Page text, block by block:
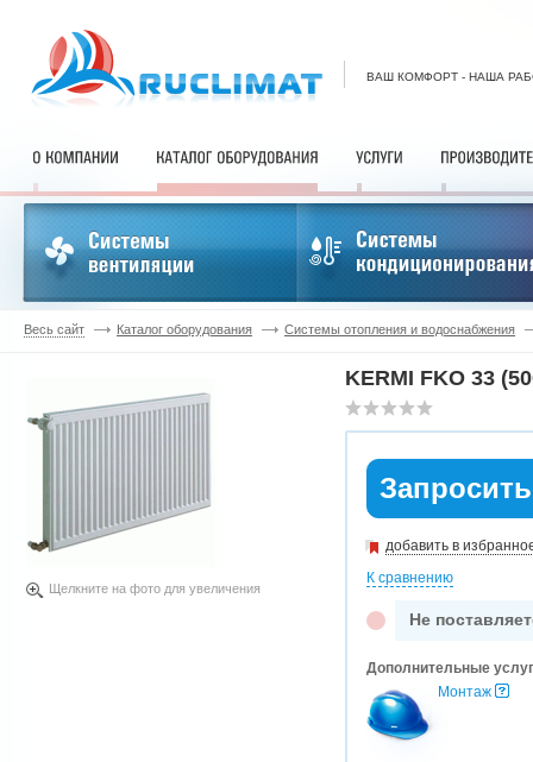
ВАШ КОМФОРТ - НАША
Весь сайт Каталог оборудования Системы отопления и водоснабжения
Щелкните на фото для увеличения
KERMI FKO 33
добавить в
К сравнению
Не
Дополнительные
Монтаж